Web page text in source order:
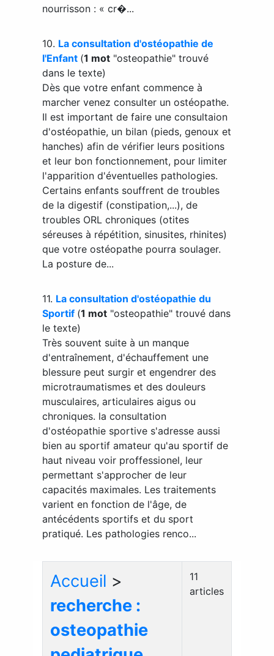
nourrisson : « cr�...
10. La consultation d'ostéopathie de
l'Enfant (1 mot "osteopathie" trouvé
dans le texte)
Dès que votre enfant commence à
marcher venez consulter un ostéopathe.
Il est important de faire une consultaion
d'ostéopathie, un bilan (pieds, genoux et
hanches) afin de vérifier leurs positions
et leur bon fonctionnement, pour limiter
l'apparition d'éventuelles pathologies.
Certains enfants souffrent de troubles
de la digestif (constipation,...), de
troubles ORL chroniques (otites
séreuses à répétition, sinusites, rhinites)
que votre ostéopathe pourra soulager.
La posture de...
11. La consultation d'ostéopathie du
Sportif (1 mot "osteopathie" trouvé dans
le texte)
Très souvent suite à un manque
d'entraînement, d'échauffement une
blessure peut surgir et engendrer des
microtraumatismes et des douleurs
musculaires, articulaires aigus ou
chroniques. la consultation
d'ostéopathie sportive s'adresse aussi
bien au sportif amateur qu'au sportif de
haut niveau voir proffessionel, leur
permettant s'approcher de leur
capacités maximales. Les traitements
varient en fonction de l'âge, de
antécédents sportifs et du sport
pratiqué. Les pathologies renco...
Accueil >
recherche :
osteopathie
11
articles